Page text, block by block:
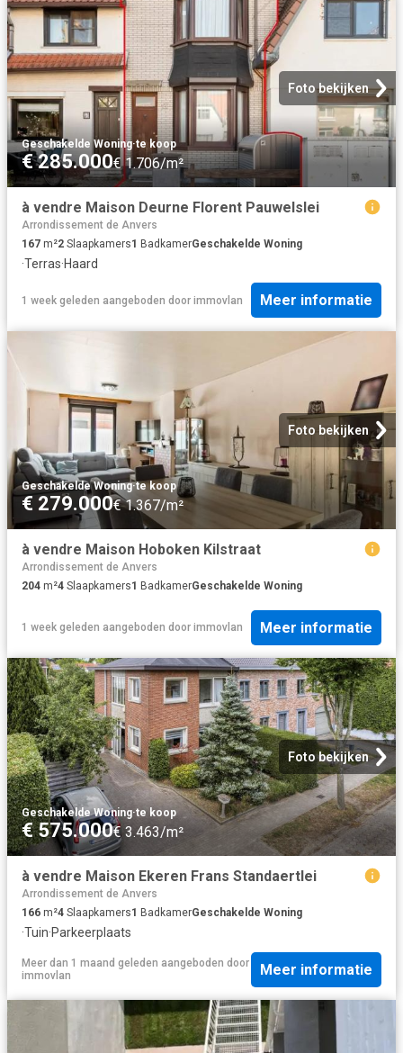
Foto bekijken
Geschakelde Woning·te koop
€ 285.000€ 1.706/m²
à vendre Maison Deurne Florent Pauwelslei
Arrondissement de Anvers
167 m²2 Slaapkamers1 BadkamerGeschakelde Woning
·Terras·Haard
1 week geleden aangeboden door immovlan Meer informatie
Foto bekijken
Geschakelde Woning·te koop
€ 279.000€ 1.367/m²
à vendre Maison Hoboken Kilstraat
Arrondissement de Anvers
204 m²4 Slaapkamers1 BadkamerGeschakelde Woning
1 week geleden aangeboden door immovlan Meer informatie
Foto bekijken
Geschakelde Woning·te koop
€ 575.000€ 3.463/m²
à vendre Maison Ekeren Frans Standaertlei
Arrondissement de Anvers
166 m²4 Slaapkamers1 BadkamerGeschakelde Woning
·Tuin·Parkeerplaats
Meer dan 1 maand geleden aangeboden door
immovlan
Meer informatie